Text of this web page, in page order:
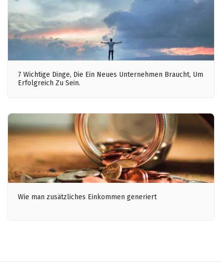
7 Wichtige Dinge, Die Ein Neues Unternehmen Braucht, Um
Erfolgreich Zu Sein.
Wie man zusätzliches Einkommen generiert